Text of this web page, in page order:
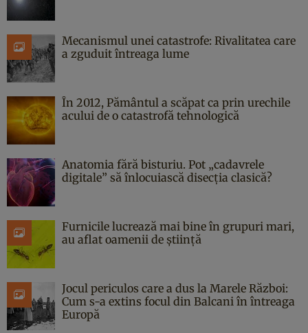
Mecanismul unei catastrofe: Rivalitatea care
a zguduit întreaga lume
În 2012, Pământul a scăpat ca prin urechile
acului de o catastrofă tehnologică
Anatomia fără bisturiu. Pot „cadavrele
digitale” să înlocuiască disecția clasică?
Furnicile lucrează mai bine în grupuri mari,
au aflat oamenii de știință
Jocul periculos care a dus la Marele Război:
Cum s-a extins focul din Balcani în întreaga
Europă